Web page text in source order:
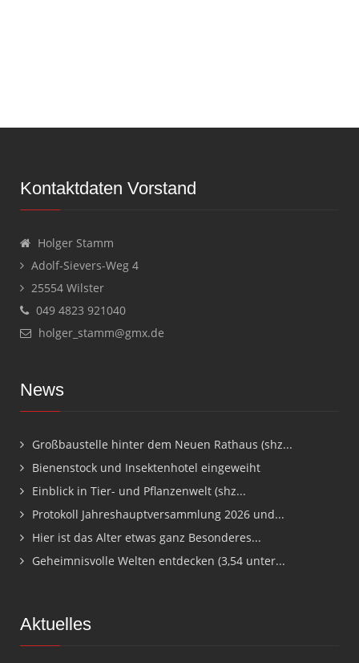
Kontaktdaten Vorstand
Holger Stamm
Adolf-Sievers-Weg 4
25554 Wilster
049 4823 921040
holger_stamm@gmx.de
News
Großbaustelle hinter dem Neuen Rathaus (shz...
Bienenstock und Insektenhotel eingeweiht
Einblick in Tier- und Pflanzenwelt (shz...
Protokoll Jahreshauptversammlung 2026 und...
Hier ist das Alter etwas ganz Besonderes...
Geheimnisvolle Welten entdecken (3,54 unter...
Aktuelles